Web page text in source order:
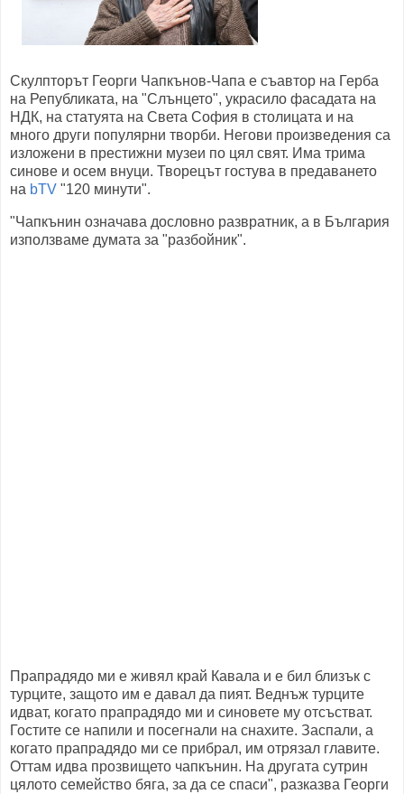
Скулпторът Георги Чапкънов-Чапа е съавтор на Герба
на Републиката, на "Слънцето", украсило фасадата на
НДК, на статуята на Света София в столицата и на
много други популярни творби. Негови произведения са
изложени в престижни музеи по цял свят. Има трима
синове и осем внуци. Творецът гостува в предаването
на bTV "120 минути".
"Чапкънин означава дословно развратник, а в България
използваме думата за "разбойник".
Прапрадядо ми е живял край Кавала и е бил близък с
турците, защото им е давал да пият. Веднъж турците
идват, когато прапрадядо ми и синовете му отсъстват.
Гостите се напили и посегнали на снахите. Заспали, а
когато прапрадядо ми се прибрал, им отрязал главите.
Оттам идва прозвището чапкънин. На другата сутрин
цялото семейство бяга, за да се спаси", разказва Георги